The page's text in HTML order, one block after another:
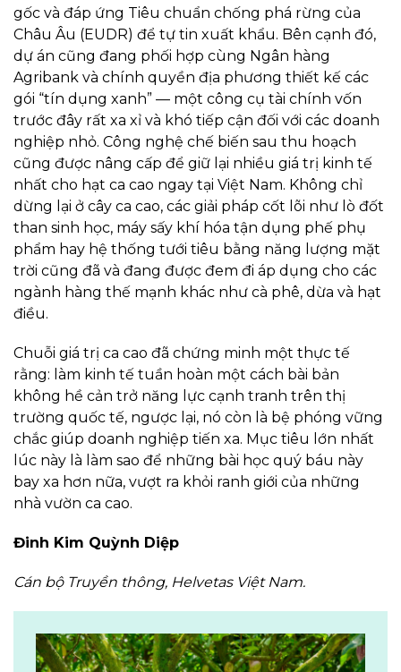
gốc và đáp ứng Tiêu chuẩn chống phá rừng của
Châu Âu (EUDR) để tự tin xuất khẩu. Bên cạnh đó,
dự án cũng đang phối hợp cùng Ngân hàng
Agribank và chính quyền địa phương thiết kế các
gói “tín dụng xanh” — một công cụ tài chính vốn
trước đây rất xa xỉ và khó tiếp cận đối với các doanh
nghiệp nhỏ. Công nghệ chế biến sau thu hoạch
cũng được nâng cấp để giữ lại nhiều giá trị kinh tế
nhất cho hạt ca cao ngay tại Việt Nam. Không chỉ
dừng lại ở cây ca cao, các giải pháp cốt lõi như lò đốt
than sinh học, máy sấy khí hóa tận dụng phế phụ
phẩm hay hệ thống tưới tiêu bằng năng lượng mặt
trời cũng đã và đang được đem đi áp dụng cho các
ngành hàng thế mạnh khác như cà phê, dừa và hạt
điều.
Chuỗi giá trị ca cao đã chứng minh một thực tế
rằng: làm kinh tế tuần hoàn một cách bài bản
không hề cản trở năng lực cạnh tranh trên thị
trường quốc tế, ngược lại, nó còn là bệ phóng vững
chắc giúp doanh nghiệp tiến xa. Mục tiêu lớn nhất
lúc này là làm sao để những bài học quý báu này
bay xa hơn nữa, vượt ra khỏi ranh giới của những
nhà vườn ca cao.
Đinh Kim Quỳnh Diệp
Cán bộ Truyền thông, Helvetas Việt Nam.